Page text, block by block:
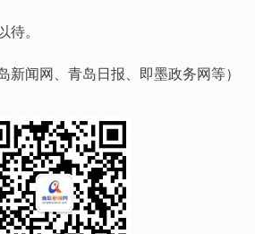
。
新闻网、青岛日报、即墨政务网等）